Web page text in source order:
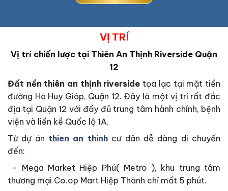
VỊ TRÍ
Vị trí chiến lược tại Thiên An Thịnh Riverside Quận
12
Đất nền thiên an thịnh riverside tọa lạc tại mặt tiền
đường Hà Huy Giáp, Quận 12. Đây là một vị trí rất đắc
địa tại Quận 12 với đầy đủ trung tâm hành chính, bệnh
viện và liền kề Quốc lộ 1A.
Từ dự án thien an thinhcư dân dễ dàng di chuyển
đến:
– Mega Market Hiệp Phú( Metro ), khu trung tâm
thương mại Co.op Mart Hiệp Thành chỉ mất 5 phút.